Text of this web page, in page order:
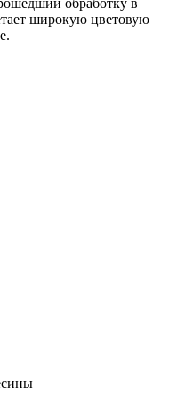
широкую цветовую